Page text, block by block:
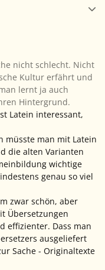
nicht schlecht. Nicht
Kultur erfährt und
lernt ja auch
Hintergrund.
Latein interessant,
müsste man mit Latein
die alten Varianten
wichtige
genau so viel
zwar schön, aber
Übersetzungen
effizienter. Dass man
ausgeliefert
Sache - Originaltexte